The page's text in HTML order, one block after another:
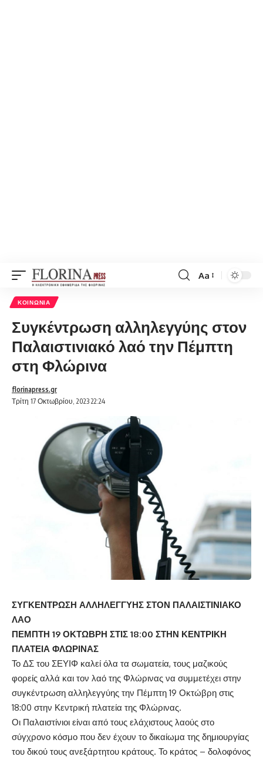
Font
Aa
ΚΟΙΝΩΝΊΑ
Συγκέντρωση αλληλεγγύης στον
Παλαιστινιακό λαό την Πέμπτη
στη Φλώρινα
Τρίτη 17 Οκτωβρίου, 2023 22:24
florinapress.gr
ΣΥΓΚΕΝΤΡΩΣΗ ΑΛΛΗΛΕΓΓΥΗΣ ΣΤΟΝ ΠΑΛΑΙΣΤΙΝΙΑΚΟ
ΛΑΟ
ΠΕΜΠΤΗ 19 ΟΚΤΩΒΡΗ ΣΤΙΣ 18:00 ΣΤΗΝ ΚΕΝΤΡΙΚΗ
ΠΛΑΤΕΙΑ ΦΛΩΡΙΝΑΣ
Το ΔΣ του ΣΕΥΙΦ καλεί όλα τα σωματεία, τους μαζικούς
φορείς αλλά και τον λαό της Φλώρινας να συμμετέχει στην
συγκέντρωση αλληλεγγύης την Πέμπτη 19 Οκτώβρη στις
18:00 στην Κεντρική πλατεία της Φλώρινας.
Οι Παλαιστίνιοι είναι από τους ελάχιστους λαούς στο
σύγχρονο κόσμο που δεν έχουν το δικαίωμα της δημιουργίας
του δικού τους ανεξάρτητου κράτους. Το κράτος – δολοφόνος